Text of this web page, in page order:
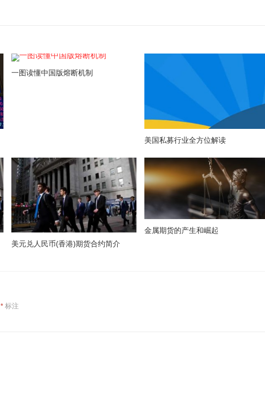
一图读懂中国版熔断机制
美国私募行业全方位解读
美元兑人民币(香港)期货合约简介
金属期货的产生和崛起
*标注